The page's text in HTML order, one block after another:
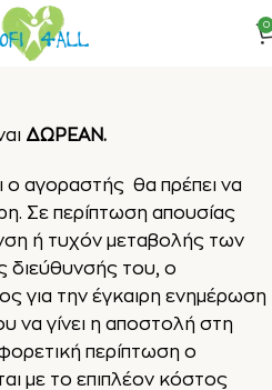
0
ΔΩΡΕΑΝ.
ο αγοραστής θα πρέπει να
Σε περίπτωση απουσίας
ή τυχόν μεταβολής των
διεύθυνσής του, ο
για την έγκαιρη ενημέρωση
να γίνει η αποστολή στη
περίπτωση ο
με το επιπλέον κόστος